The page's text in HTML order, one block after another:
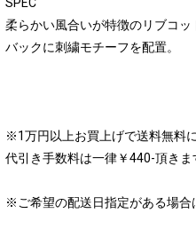
柔らかい風合いが特徴のリブコッ
バックに刺繍モチーフを配置。
※1万円以上お買上げで送料無料
代引き手数料は一律￥440-頂きま
※ご希望の配送日指定がある場合